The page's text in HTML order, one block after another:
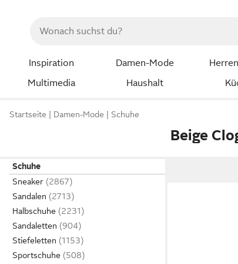
Inspiration Damen-Mode
Multimedia
Haushalt
Startseite Damen-Mode Schuhe
Beige
Schuhe
Sneaker
Sandalen
Halbschuhe
Sandaletten
Stiefeletten
Sportschuhe